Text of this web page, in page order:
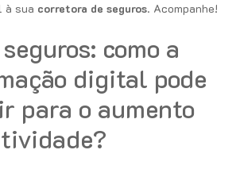
à sua corretora de seguros. Acompanhe!
como a
digital pode
para o aumento